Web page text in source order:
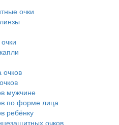
очки
очков
мужчине
по форме лица
ребёнку
очков